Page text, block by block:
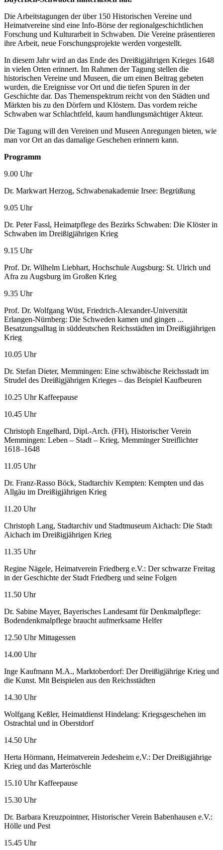
Die Arbeitstagungen der über 150 Historischen Vereine und
Heimatvereine sind eine Info-Börse der regionalgeschichtlichen
Forschung und Kulturarbeit in Schwaben. Die Vereine präsentieren
ihre Arbeit, neue Forschungsprojekte werden vorgestellt.
In diesem Jahr wird an das Ende des Dreißigjährigen Krieges 1648
in vielen Orten erinnert. Im Rahmen der Tagung stellen die
historischen Vereine und Museen, die um einen Beitrag gebeten
wurden, die Ereignisse vor Ort und die tiefen Spuren in der
Geschichte dar. Das Themenspektrum reicht von den Städten und
Märkten bis zu den Dörfern und Klöstern. Das vordem reiche
Schwaben war Schlachtfeld, kaum handlungsmächtiger Akteur.
Die Tagung will den Vereinen und Museen Anregungen bieten, wie
man vor Ort an das damalige Geschehen erinnern kann.
Programm
9.00 Uhr
Dr. Markwart Herzog, Schwabenakademie Irsee: Begrüßung
9.05 Uhr
Dr. Peter Fassl, Heimatpflege des Bezirks Schwaben: Die Klöster in
Schwaben im Dreißigjährigen Krieg
9.15 Uhr
Prof. Dr. Wilhelm Liebhart, Hochschule Augsburg: St. Ulrich und
Afra zu Augsburg im Großen Krieg
9.35 Uhr
Prof. Dr. Wolfgang Wüst, Friedrich-Alexander-Universität
Erlangen-Nürnberg: Die Schweden kamen und gingen ...
Besatzungsalltag in süddeutschen Reichsstädten im Dreißigjährigen
Krieg
10.05 Uhr
Dr. Stefan Dieter, Memmingen: Eine schwäbische Reichsstadt im
Strudel des Dreißigjährigen Krieges – das Beispiel Kaufbeuren
10.25 Uhr Kaffeepause
10.45 Uhr
Christoph Engelhard, Dipl.-Arch. (FH), Historischer Verein
Memmingen: Leben – Stadt – Krieg. Memminger Streiflichter
1618–1648
11.05 Uhr
Dr. Franz-Rasso Böck, Stadtarchiv Kempten: Kempten und das
Allgäu im Dreißigjährigen Krieg
11.20 Uhr
Christoph Lang, Stadtarchiv und Stadtmuseum Aichach: Die Stadt
Aichach im Dreißigjährigen Krieg
11.35 Uhr
Regine Nägele, Heimatverein Friedberg e.V.: Der schwarze Freitag
in der Geschichte der Stadt Friedberg und seine Folgen
11.50 Uhr
Dr. Sabine Mayer, Bayerisches Landesamt für Denkmalpflege:
Bodendenkmalpflege braucht aufmerksame Helfer
12.50 Uhr Mittagessen
14.00 Uhr
Inge Kaufmann M.A., Marktoberdorf: Der Dreißigjährige Krieg und
die Kunst. Mit Beispielen aus den Reichsstädten
14.30 Uhr
Wolfgang Keßler, Heimatdienst Hindelang: Kriegsgeschehen im
Ostrachtal und in Oberstdorf
14.50 Uhr
Herta Hörmann, Heimatverein Jedesheim e,V.: Der Dreißigjährige
Krieg und das Marteröschle
15.10 Uhr Kaffeepause
15.30 Uhr
Dr. Barbara Kreuzpointner, Historischer Verein Babenhausen e.V.:
Hölle und Pest
15.45 Uhr